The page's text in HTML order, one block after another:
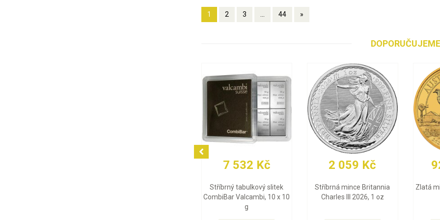
1 2 3 ... 44 »
DOPORUČUJEME
92 810 Kč
Zlatá mince Emu 2026, 1 oz
92 036 Kč
Zlatá mince Britannia
Charles III 2026, 1 oz